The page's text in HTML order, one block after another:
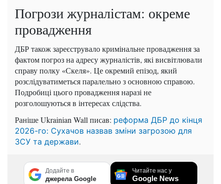
Погрози журналістам: окреме
провадження
ДБР також зареєструвало кримінальне провадження за
фактом погроз на адресу журналістів, які висвітлювали
справу полку «Скеля». Це окремий епізод, який
розслідуватиметься паралельно з основною справою.
Подробиці цього провадження наразі не
розголошуються в інтересах слідства.
Раніше Ukrainian Wall писав: реформа ДБР до кінця
2026-го: Сухачов назвав зміни загрозою для
ЗСУ та держави.
Додайте в
джерела Google
Читайте нас у
Google News